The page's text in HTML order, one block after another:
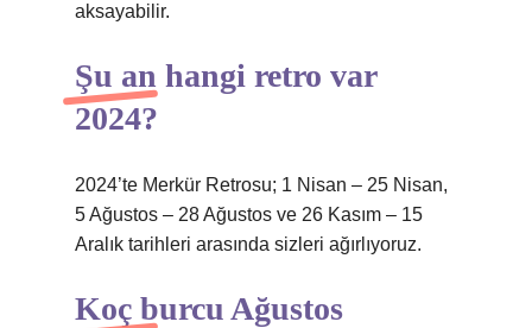
aksayabilir.
Şu an hangi retro var
2024?
2024’te Merkür Retrosu; 1 Nisan – 25 Nisan,
5 Ağustos – 28 Ağustos ve 26 Kasım – 15
Aralık tarihleri ​​arasında sizleri ağırlıyoruz.
Koç burcu Ağustos